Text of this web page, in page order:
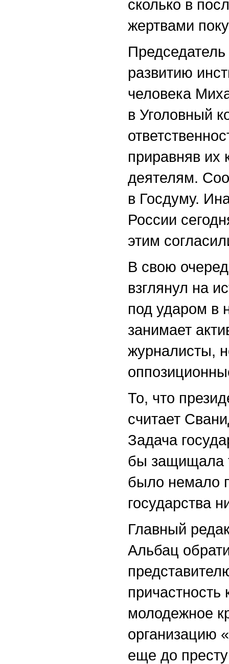
сколько в
жертвами
развитию
человека
в Уголовный
приравняв их
деятелям.
в Госдуму.
России
этим
В свою
взглянул на
под ударом в
занимает
журналисты,
То, что
считает
Задача
бы защищала
было немало
государства
Главный
Альбац
молодежное
организацию
еще до